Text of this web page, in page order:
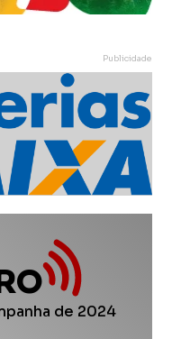
Publicidade
de 2024